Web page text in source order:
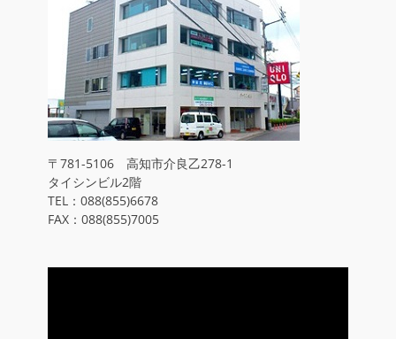
〒781-5106 高知市介良乙278-1
タイシンビル2階
TEL：088(855)6678
FAX：088(855)7005